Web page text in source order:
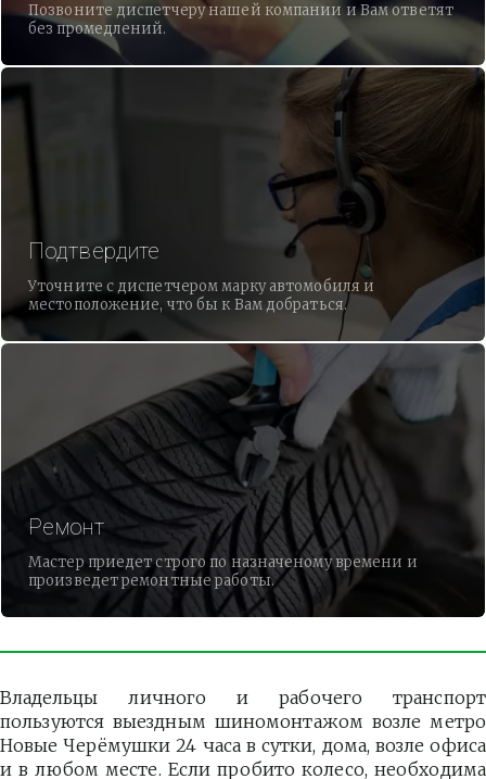
Позвоните диспетчеру нашей компании и Вам ответят
без промедлений.
Подтвердите
Уточните с диспетчером марку автомобиля и
местоположение, что бы к Вам добраться.
Ремонт
Мастер приедет строго по назначеному времени и
произведет ремонтные работы.
Владельцы личного и рабочего транспорт
пользуются выездным шиномонтажом возле метро
Новые Черёмушки 24 часа в сутки, дома, возле офиса
и в любом месте. Если пробито колесо, необходима